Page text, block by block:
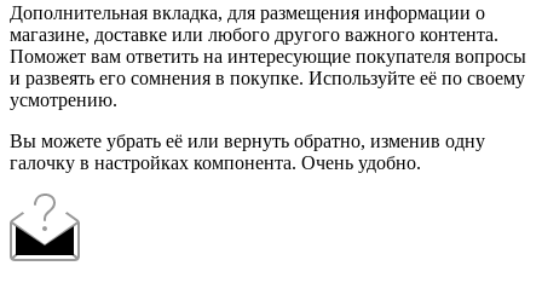
Дополнительная вкладка, для размещения информации о
магазине, доставке или любого другого важного контента.
Поможет вам ответить на интересующие покупателя вопросы
и развеять его сомнения в покупке. Используйте её по своему
усмотрению.
Вы можете убрать её или вернуть обратно, изменив одну
галочку в настройках компонента. Очень удобно.